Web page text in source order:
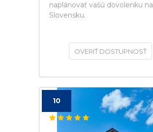
naplánovať vašú dovolenku na
Slovensku.
OVERIŤ DOSTUPNOSŤ
10